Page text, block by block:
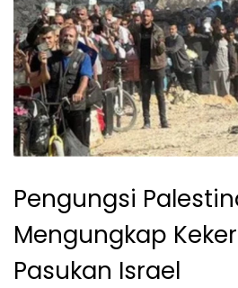
Pengungsi
Mengungkap
Pasukan Israel